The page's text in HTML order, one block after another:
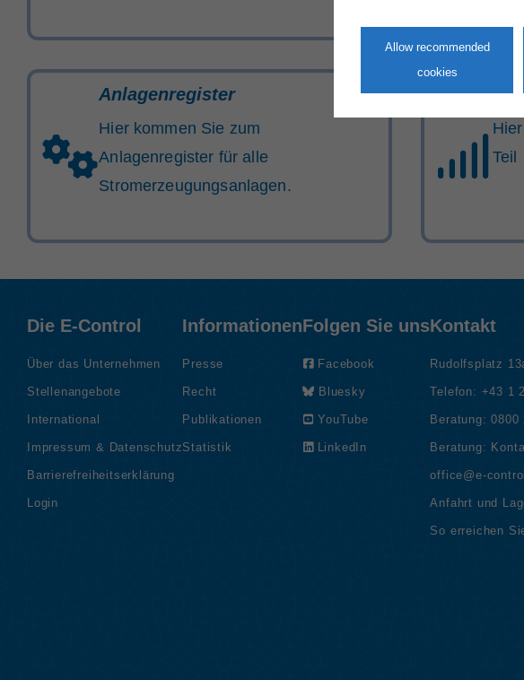
Allow recommended
cookies
Anlagenregister
Hier kommen Sie zum
Anlagenregister für alle
Stromerzeugungsanlagen.
Teil
Die E-Control
Über das Unternehmen
Stellenangebote
International
Impressum & Datenschutz
Barrierefreiheitserklärung
Login
Informationen
Presse
Recht
Publikationen
Statistik
Folgen Sie uns
Facebook
Bluesky
YouTube
LinkedIn
Kontakt
Rudolfsplatz
Telefon: +43 1
Beratung:0800
Beratung:
office@e-
Anfahrt und
So erreichen